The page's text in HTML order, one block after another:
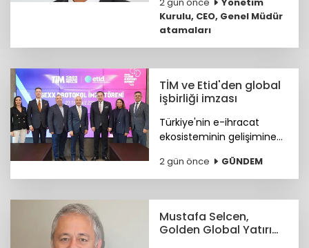
Operasyondan Sorumlu
Genel Müdür Yardımcılığı
görevine Ümit Helva
atandı.
Kurulu, CEO, Genel Müdür
atamaları
TİM ve Etid'den global
işbirliği imzası
Türkiye'nin e-ihracat
ekosisteminin gelişimine
ihracatçıların küresel
pazarlardaki rekabet
ETİD ile TİM arasında iş
birliği protokolü imzalandı.
2 gün önce GÜNDEM
Mustafa Selcen,
Golden Global Yatırım